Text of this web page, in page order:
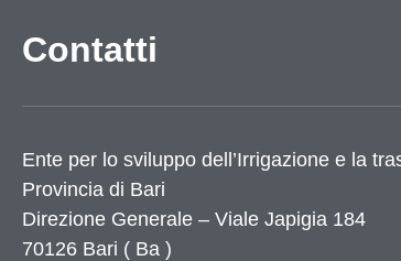
Contatti
Ente per lo sviluppo dell’Irrigazione e la
Provincia di Bari
Direzione Generale – Viale Japigia 184
70126 Bari ( Ba )